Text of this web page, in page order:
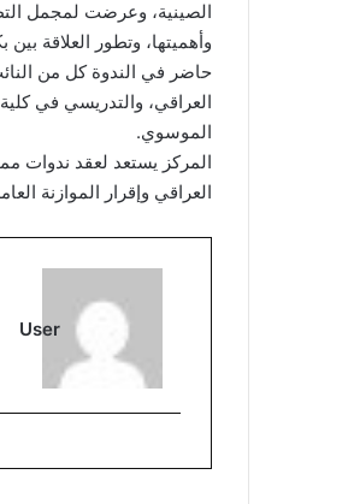
الصينية، وعرضت لمجمل
وأهميتها، وتطور العلاقة بين
حاضر في الندوة كل من
العراقي، والتدريسي في كلية
الموسوي.
المركز يستعد لعقد ندوات
العراقي وإقرار الموازنة
User